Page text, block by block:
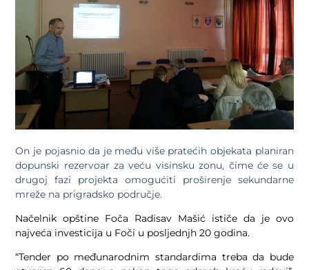
On je pojasnio da je među više pratećih objekata planiran
dopunski rezervoar za veću visinsku zonu, čime će se u
drugoj fazi projekta omogućiti proširenje sekundarne
mreže na prigradsko područje.
Načelnik opštine Foča Radisav Mašić ističe da je ovo
najveća investicija u Foči u posljednjh 20 godina.
“Tender po međunarodnim standardima treba da bude